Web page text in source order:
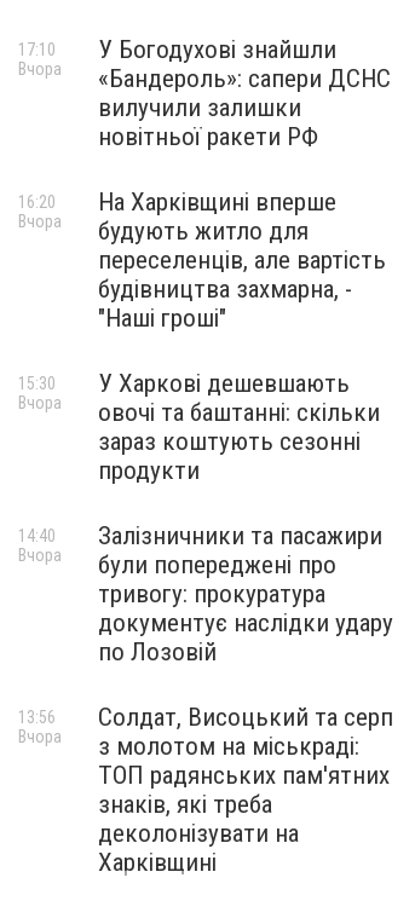
У Богодухові знайшли
«Бандероль»: сапери ДСНС
вилучили залишки
новітньої ракети РФ
17:10
Вчора
На Харківщині вперше
будують житло для
переселенців, але вартість
будівництва захмарна, -
"Наші гроші"
16:20
Вчора
У Харкові дешевшають
овочі та баштанні: скільки
зараз коштують сезонні
продукти
15:30
Вчора
Залізничники та пасажири
були попереджені про
тривогу: прокуратура
документує наслідки удару
по Лозовій
14:40
Вчора
Солдат, Висоцький та серп
з молотом на міськраді:
ТОП радянських пам'ятних
знаків, які треба
деколонізувати на
Харківщині
13:56
Вчора